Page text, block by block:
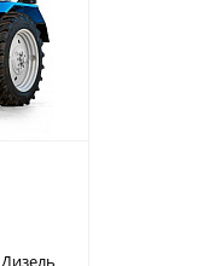
Дизель